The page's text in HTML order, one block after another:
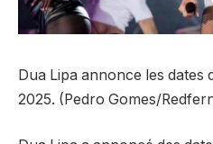
Dua Lipa annonce les dates
2025. (Pedro Gomes/